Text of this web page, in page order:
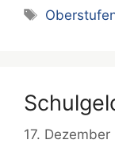
17. Dezember